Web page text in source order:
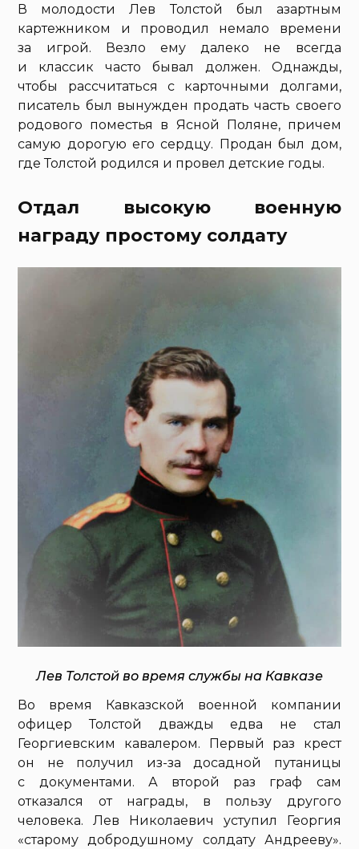
В молодости Лев Толстой был азартным
картежником и проводил немало времени
за игрой. Везло ему далеко не всегда
и классик часто бывал должен. Однажды,
чтобы рассчитаться с карточными долгами,
писатель был вынужден продать часть своего
родового поместья в Ясной Поляне, причем
самую дорогую его сердцу. Продан был дом,
где Толстой родился и провел детские годы.
Отдал высокую военную
награду простому солдату
Лев Толстой во время службы на Кавказе
Во время Кавказской военной компании
офицер Толстой дважды едва не стал
Георгиевским кавалером. Первый раз крест
он не получил из-за досадной путаницы
с документами. А второй раз граф сам
отказался от награды, в пользу другого
человека. Лев Николаевич уступил Георгия
«старому добродушному солдату Андрееву».